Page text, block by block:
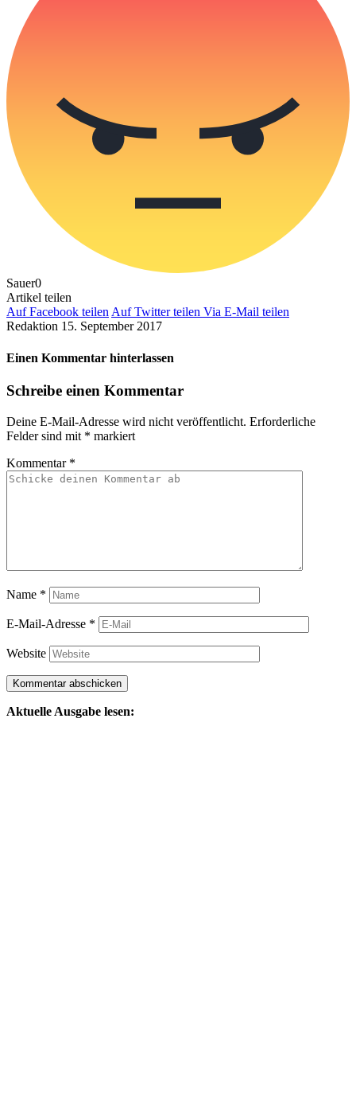
Sauer0
Artikel teilen
Auf Facebook teilen Auf Twitter teilen Via E-Mail teilen
Redaktion 15. September 2017
Einen Kommentar hinterlassen
Schreibe einen Kommentar
Deine E-Mail-Adresse wird nicht veröffentlicht. Erforderliche
Felder sind mit * markiert
Kommentar *
Name *
E-Mail-Adresse *
Website
Aktuelle Ausgabe lesen: